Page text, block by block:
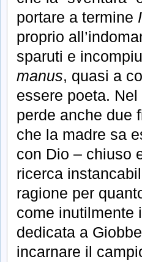
portare a termine
proprio
sparuti e
manus, quasi a
essere poeta.
perde anche due
che la madre sa
con Dio – chiuso
ricerca
ragione per
come inutilmente
dedicata a
incarnare il